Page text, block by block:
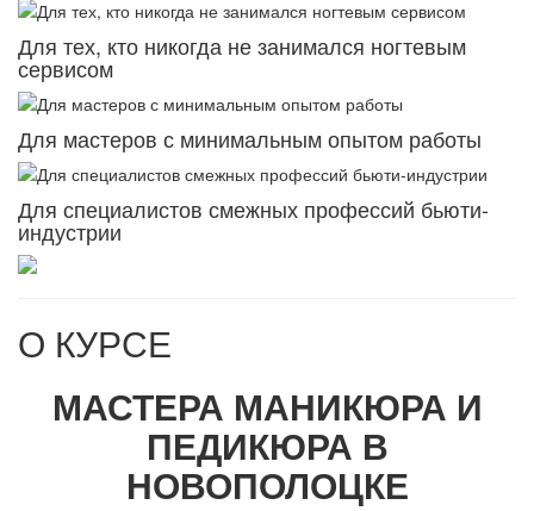
Для тех, кто никогда не занимался ногтевым
сервисом
Для мастеров с минимальным опытом работы
Для специалистов смежных профессий бьюти-
индустрии
О КУРСЕ
МАСТЕРА МАНИКЮРА И
ПЕДИКЮРА В
НОВОПОЛОЦКЕ